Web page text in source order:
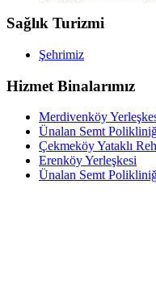
Sağlık Turizmi
Şehrimiz
Hizmet Binalarımız
Merdivenköy
Ünalan Semt
Çekmeköy Yataklı
Erenköy Yerleşkesi
Ünalan Semt